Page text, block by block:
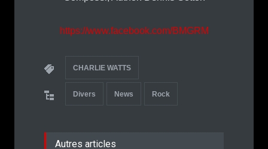
https://www.facebook.com/BMGRM
CHARLIE WATTS
Divers News Rock
Autres articles